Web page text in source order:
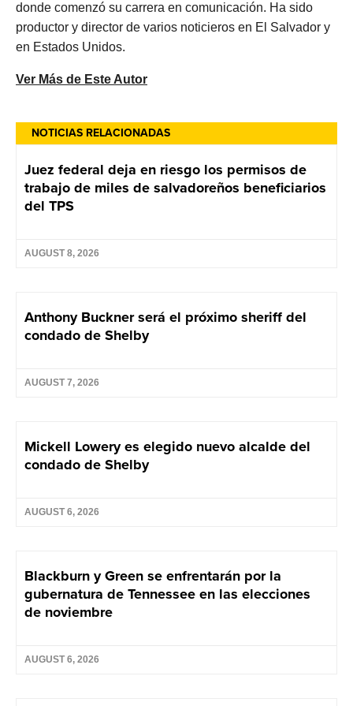
NOTICIAS RELACIONADAS
Juez federal deja en riesgo los permisos de
trabajo de miles de salvadoreños beneficiarios
del TPS
AUGUST 8, 2026
Anthony Buckner será el próximo sheriff del
condado de Shelby
AUGUST 7, 2026
Mickell Lowery es elegido nuevo alcalde del
condado de Shelby
AUGUST 6, 2026
Blackburn y Green se enfrentarán por la
gubernatura de Tennessee en las elecciones
de noviembre
AUGUST 6, 2026
donde comenzó su carrera en comunicación. Ha sido
productor y director de varios noticieros en El Salvador y
en Estados Unidos.
Ver Más de Este Autor